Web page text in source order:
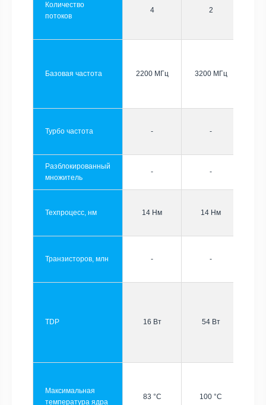
Количество
потоков
4 2
Базовая частота 2200 МГц 3200 МГц
Турбо частота - -
Разблокированный
множитель
- -
Техпроцесс, нм 14 Нм 14 Нм
Транзисторов, млн - -
TDP 16 Вт 54 Вт
Максимальная
температура ядра
83 °C 100 °C